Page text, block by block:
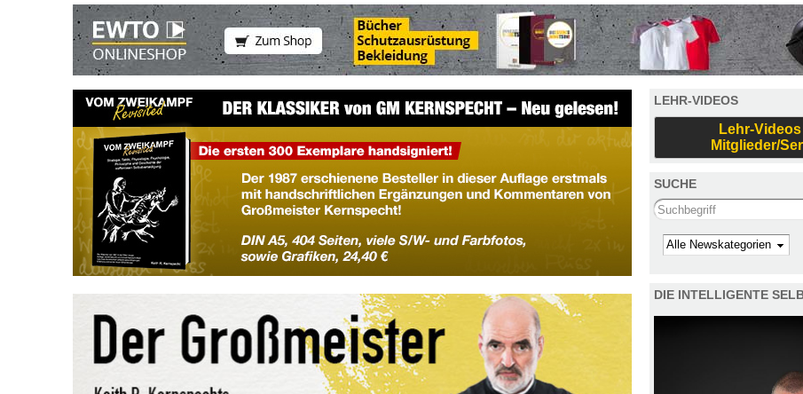
LEHR-VIDEOS
Lehr-
Mitglieder/
SUCHE
Search this site
Kategorie
DIE INTELLIGENTE